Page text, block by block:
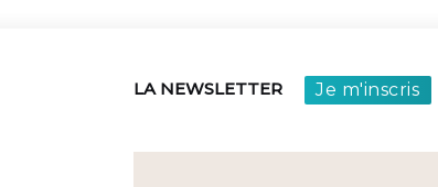
LA NEWSLETTER Je m'inscris